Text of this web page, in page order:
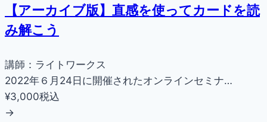
【アーカイブ版】直感を使ってカードを読
み解こう
講師：ライトワークス
2022年６月24日に開催されたオンラインセミナ…
¥3,000税込
→